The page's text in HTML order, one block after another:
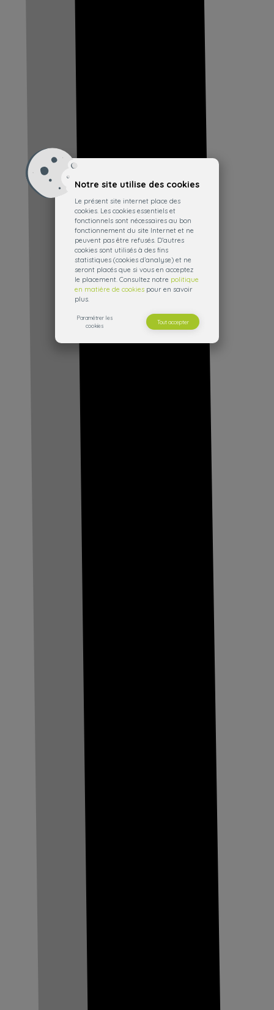
Notre site utilise des cookies
Le présent site internet place des
cookies. Les cookies essentiels et
fonctionnels sont nécessaires au bon
fonctionnement du site Internet et ne
peuvent pas être refusés. D’autres
cookies sont utilisés à des fins
statistiques (cookies d’analyse) et ne
seront placés que si vous en acceptez
le placement. Consultez notre politique
en matière de cookiespour en savoir
plus.
Paramétrer les
cookies
Tout accepter